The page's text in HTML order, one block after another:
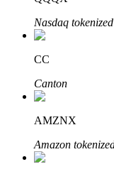
Auto Invest
Grijp
Nasdaq
CC
Canton
AMZNX
Amazon